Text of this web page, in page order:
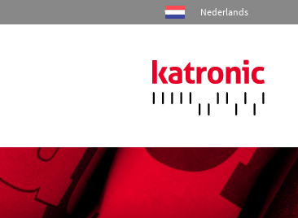
Nederlands
Home
Producten